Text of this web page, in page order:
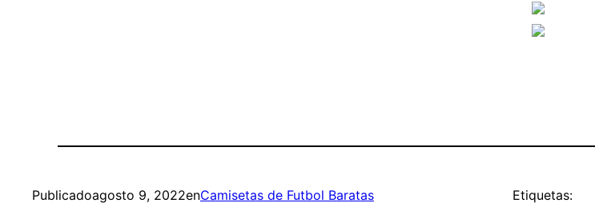
Publicadoagosto 9, 2022enCamisetas de Futbol Baratas Etiquetas: